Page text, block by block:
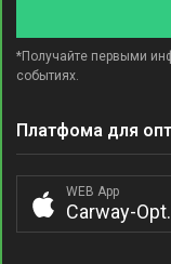
*Получайте первыми
событиях.
Платфома для
WEB App
Carway-